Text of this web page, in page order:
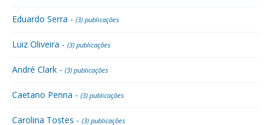
Eduardo Serra - (3) publicações
Luiz Oliveira - (3) publicações
André Clark - (3) publicações
Caetano Penna - (3) publicações
Carolina Tostes - (3) publicações